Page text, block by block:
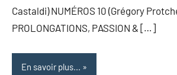
Castaldi) NUMÉROS 10 (Grégory
PROLONGATIONS, PASSION & […]
En savoir plus...